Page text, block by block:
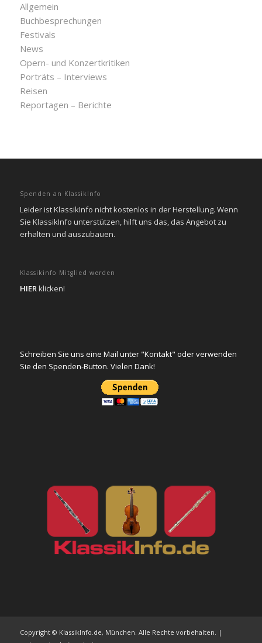
Allgemein
Buchbesprechungen
Festivals
News
Opern- und Konzertkritiken
Porträts – Interviews
Reisen
Reportagen – Berichte
Spenden an KlassikInfo
Leider ist KlassikInfo nicht kostenlos in der Herstellung. Wenn
Sie KlassikInfo unterstützen, hilft uns das, das Angebot zu
erhalten und auszubauen.
Klassikinfo Mitglied werden
HIERklicken!
Schreiben Sie uns eine Mail unter "Kontakt" oder verwenden
Sie den Spenden-Button. Vielen Dank!
Copyright © KlassikInfo.de, München. Alle Rechte vorbehalten. |